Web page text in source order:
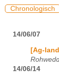
Chronologisch
14/06/07
[Ag-
14/06/14